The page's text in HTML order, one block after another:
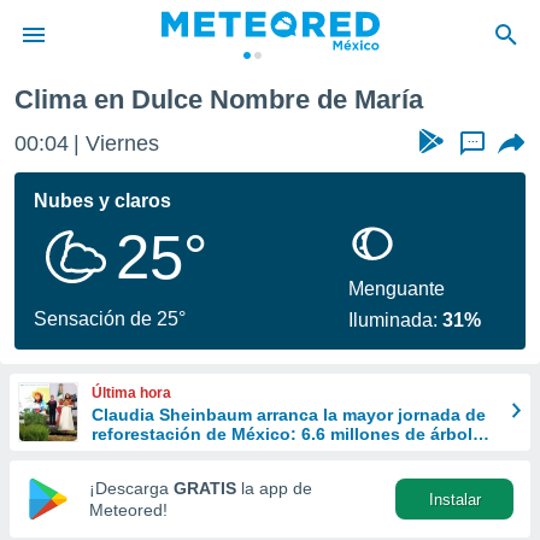
de
ha sido
calidad.
a este
las
y
forma
digital
basada
Clima en Dulce Nombre de María
00:04 Viernes ...
Nubes y claros
25°
Sensación de 25°
Menguante
Iluminada:31%
Última hora
Claudia Sheinbaum arranca la mayor jornada de
reforestación de México: 6.6 millones de árboles
¡Descarga GRATIS la app de
Meteored!
Instalar